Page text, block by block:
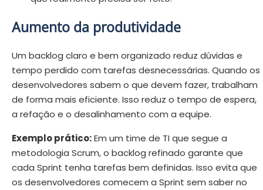
Aumento da produtividade
Um backlog claro e bem organizado reduz dúvidas e
tempo perdido com tarefas desnecessárias. Quando os
desenvolvedores sabem o que devem fazer, trabalham
de forma mais eficiente. Isso reduz o tempo de espera,
a refação e o desalinhamento com a equipe.
Exemplo prático:Em um time de TI que segue a
metodologia Scrum, o backlog refinado garante que
cada Sprint tenha tarefas bem definidas. Isso evita que
os desenvolvedores comecem a Sprint sem saber no